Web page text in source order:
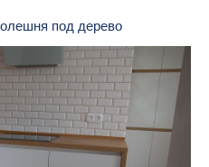
под дерево